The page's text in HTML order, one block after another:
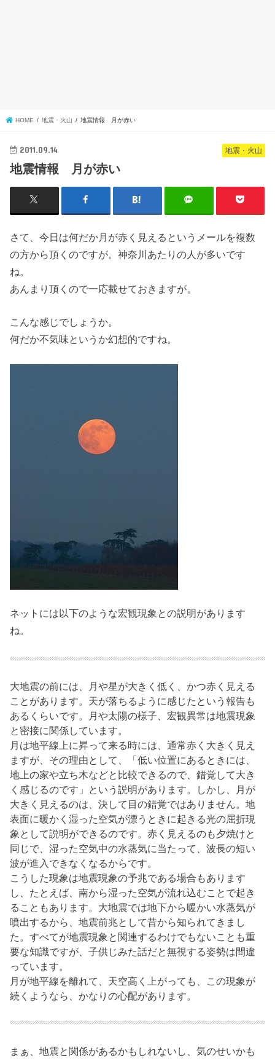
HOME 地震・火山 地震情報 月が赤い
地震・火山
2011.09.14
地震情報 月が赤い
さて、今日は何だか月が赤く見えるというメールを複数
の方から頂くのですが。神奈川あたりの人が多いです
ね。
あんまり頂くので一応載せておきますが。
こんな感じでしょうか。
何だか不気味というか幻想的ですね。
ネットには以下のような宏観現象との説明があります
ね。
大地震の前には、月や星が大きく低く、かつ赤く見える
ことがあります。天が落ちるように感じたという報告も
あるくらいです。月や太陽の様子、宏観異常は地震現象
と密接に関係しています。
月は地平線上に昇って来る時には、通常赤く大きく見え
ますが、その理由として、「低い位置にあるときには、
地上の家や立ち木などと比較できるので、錯覚して大き
く感じるのです」という説明があります。しかし、月が
大きく見えるのは、決して目の錯覚ではありません。地
表面に暖かく湿った空気が漂うときに起きる光の屈折現
象として説明ができるのです。赤く見えるのも夕焼けと
同じで、湿った空気中の水蒸気に当たって、波長の短い
波が進入できなくなるからです。
こうした現象は地震現象の予兆である場合もあります
し、たとえば、南から湿った空気が流れ込むことで起き
ることもあります。大地震では地下から暖かい水蒸気が
噴出するから、地震前兆として昔から知られてきまし
た。すべてが地震現象と関連するわけでもないことも重
要な知識ですが、子供じみた話だと無視する姿勢は間違
っています。
月が地平線を離れて、天空高く上がっても、この現象が
続くようなら、かなりの心配があります。
まぁ、地震と関係があるかもしれないし、気のせいかも